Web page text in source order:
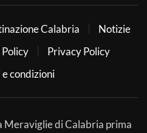
Calabria
Notizie
Privacy Policy
condizioni
Meraviglie di Calabria prima